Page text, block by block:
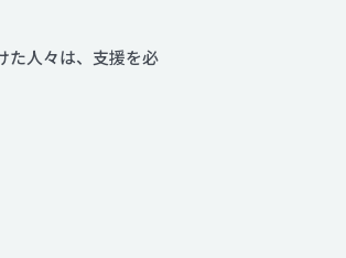
た人々は、支援を必